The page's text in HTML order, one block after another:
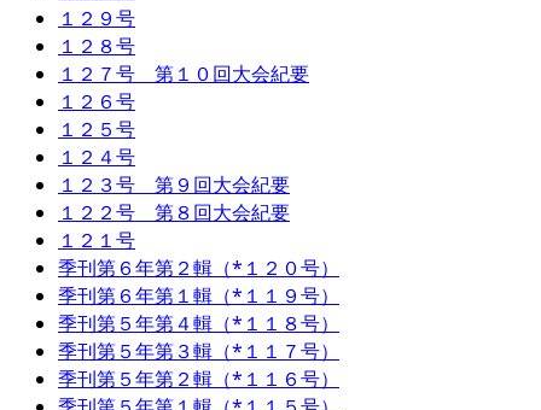
１２９号
１２８号
１２７号 第１０回大会紀要
１２６号
１２５号
１２４号
１２３号 第９回大会紀要
１２２号 第８回大会紀要
１２１号
季刊第６年第２輯（*１２０号）
季刊第６年第１輯（*１１９号）
季刊第５年第４輯（*１１８号）
季刊第５年第３輯（*１１７号）
季刊第５年第２輯（*１１６号）